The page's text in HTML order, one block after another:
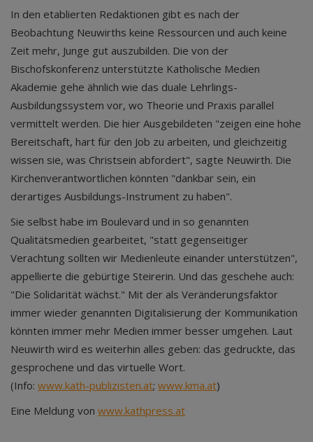
In den etablierten Redaktionen gibt es nach der
Beobachtung Neuwirths keine Ressourcen und auch keine
Zeit mehr, Junge gut auszubilden. Die von der
Bischofskonferenz unterstützte Katholische Medien
Akademie gehe ähnlich wie das duale Lehrlings-
Ausbildungssystem vor, wo Theorie und Praxis parallel
vermittelt werden. Die hier Ausgebildeten "zeigen eine hohe
Bereitschaft, hart für den Job zu arbeiten, und gleichzeitig
wissen sie, was Christsein abfordert", sagte Neuwirth. Die
Kirchenverantwortlichen könnten "dankbar sein, ein
derartiges Ausbildungs-Instrument zu haben".
Sie selbst habe im Boulevard und in so genannten
Qualitätsmedien gearbeitet, "statt gegenseitiger
Verachtung sollten wir Medienleute einander unterstützen",
appellierte die gebürtige Steirerin. Und das geschehe auch:
"Die Solidarität wächst." Mit der als Veränderungsfaktor
immer wieder genannten Digitalisierung der Kommunikation
könnten immer mehr Medien immer besser umgehen. Laut
Neuwirth wird es weiterhin alles geben: das gedruckte, das
gesprochene und das virtuelle Wort.
(Info: www.kath-publizisten.at; www.kma.at)
Eine Meldung von www.kathpress.at